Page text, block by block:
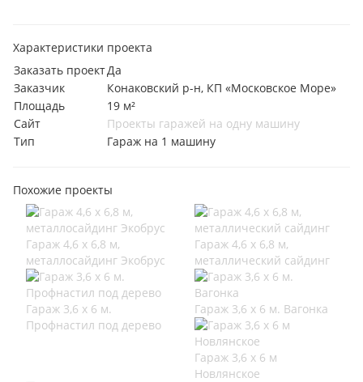
Характеристики проекта
Заказать проектДа
Заказчик
Конаковский р-н, КП «Московское Море»
Площадь
19 м²
Сайт
Проекты гаражей на одну машину
Тип
Гараж на 1 машину
Похожие проекты
Гараж 4,6 х 6,8 м,
металлосайдинг Экобрус
Гараж 4,6 х 6,8 м,
металлический сайдинг
Гараж 3,6 х 6 м.
Профнастил под дерево
Гараж 3,6 х 6 м. Вагонка
Гараж 3,6 х 6 м
Новлянское